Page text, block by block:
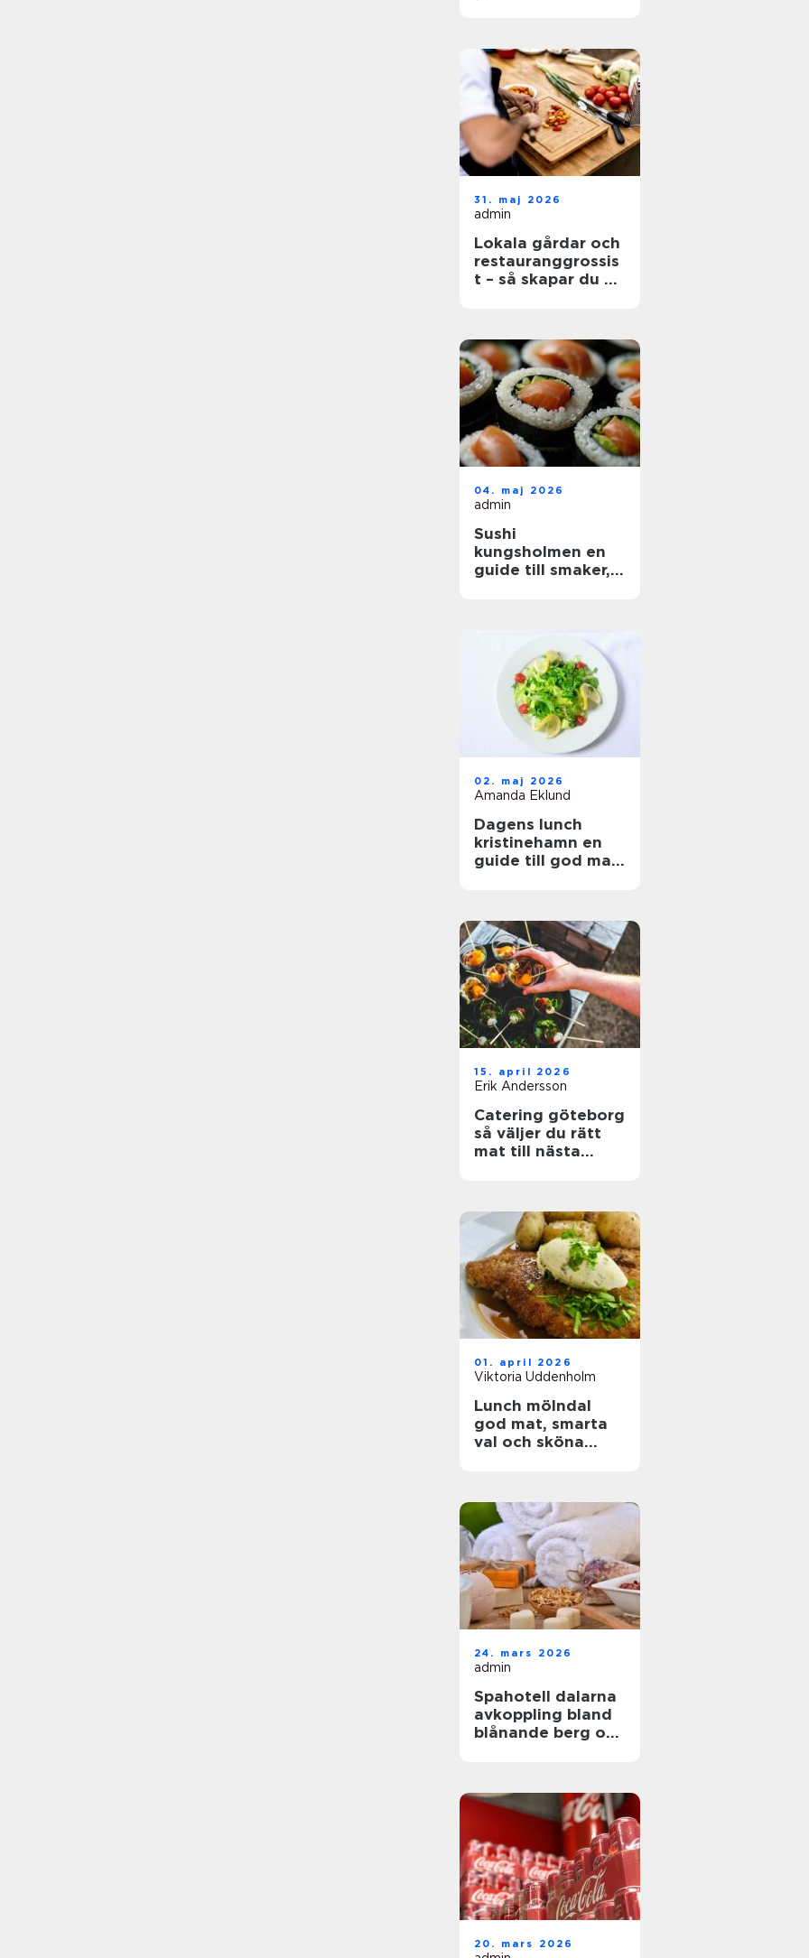
31. maj 2026
admin
Lokala gårdar och
restauranggrossis
t – så skapar du en
04. maj 2026
admin
Sushi
kungsholmen en
guide till smaker,
02. maj 2026
Amanda Eklund
Dagens lunch
kristinehamn en
guide till god mat
15. april 2026
Erik Andersson
Catering göteborg
så väljer du rätt
mat till nästa
01. april 2026
Viktoria Uddenholm
Lunch mölndal
god mat, smarta
val och sköna
24. mars 2026
admin
Spahotell dalarna
avkoppling bland
blånande berg och
20. mars 2026